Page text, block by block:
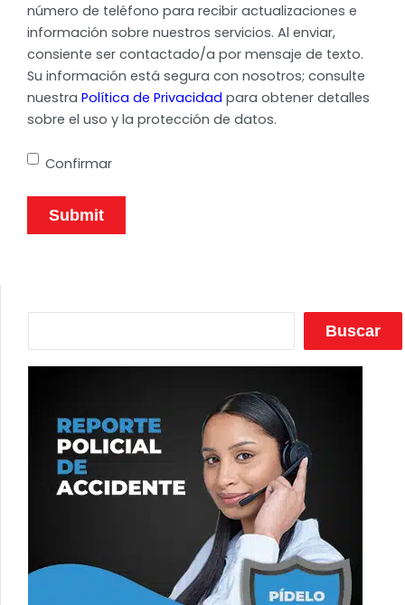
número de teléfono para recibir actualizaciones e
información sobre nuestros servicios. Al enviar,
consiente ser contactado/a por mensaje de texto.
Su información está segura con nosotros; consulte
nuestra Política de Privacidad
sobre el uso y la protección de datos.
Confirmar
Buscar